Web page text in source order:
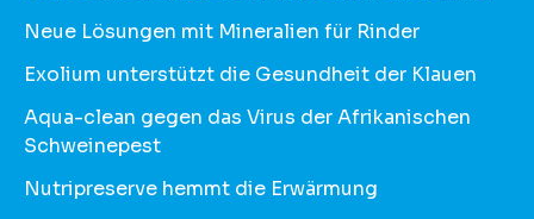
Neue Lösungen mit Mineralien für Rinder
Exolium unterstützt die Gesundheit der Klauen
Aqua-clean gegen das Virus der Afrikanischen
Schweinepest
Nutripreserve hemmt die Erwärmung